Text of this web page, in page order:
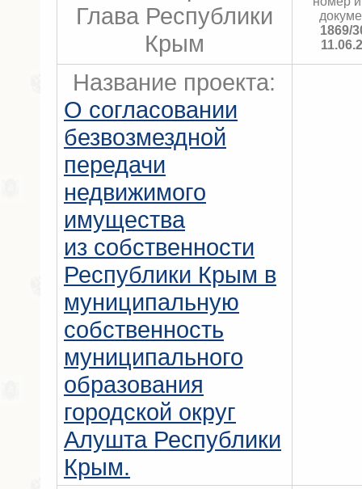
Глава Республики
Крым
1869/
Название проекта:
О согласовании
безвозмездной
передачи
недвижимого
имущества
из собственности
Республики Крым в
муниципальную
собственность
муниципального
образования
городской округ
Алушта Республики
Крым.